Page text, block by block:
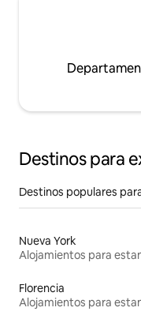
Destinos para
Destinos populares
Nueva York
Florencia